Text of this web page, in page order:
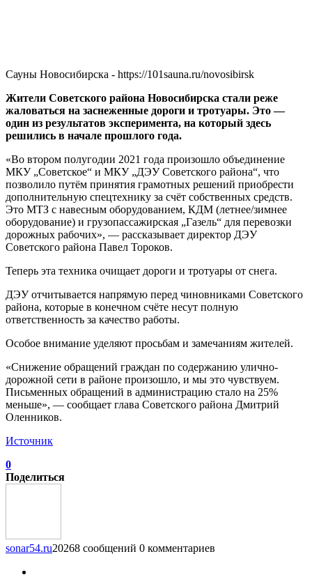
Сауны Новосибирска - https://101sauna.ru/novosibirsk
Жители Советского района Новосибирска стали реже
жаловаться на заснеженные дороги и тротуары. Это —
один из результатов эксперимента, на который здесь
решились в начале прошлого года.
«Во втором полугодии 2021 года произошло объединение
МКУ „Советское“ и МКУ „ДЭУ Советского района“, что
позволило путём принятия грамотных решений приобрести
дополнительную спецтехнику за счёт собственных средств.
Это МТЗ с навесным оборудованием, КДМ (летнее/зимнее
оборудование) и грузопассажирская „Газель“ для перевозки
дорожных рабочих», — рассказывает директор ДЭУ
Советского района Павел Тороков.
Теперь эта техника очищает дороги и тротуары от снега.
ДЭУ отчитывается напрямую перед чиновниками Советского
района, которые в конечном счёте несут полную
ответственность за качество работы.
Особое внимание уделяют просьбам и замечаниям жителей.
«Снижение обращений граждан по содержанию улично-
дорожной сети в районе произошло, и мы это чувствуем.
Письменных обращений в администрацию стало на 25%
меньше», — сообщает глава Советского района Дмитрий
Оленников.
Источник
0
Поделиться
sonar54.ru20268 сообщений 0 комментариев